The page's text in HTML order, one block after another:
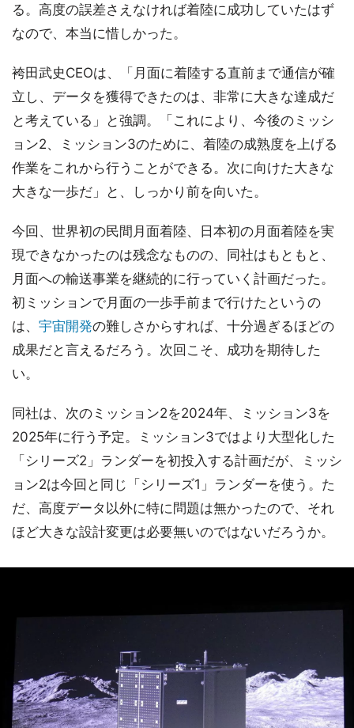
る。高度の誤差さえなければ着陸に成功していたはず
なので、本当に惜しかった。
袴田武史CEOは、「月面に着陸する直前まで通信が確
立し、データを獲得できたのは、非常に大きな達成だ
と考えている」と強調。「これにより、今後のミッシ
ョン2、ミッション3のために、着陸の成熟度を上げる
作業をこれから行うことができる。次に向けた大きな
大きな一歩だ」と、しっかり前を向いた。
今回、世界初の民間月面着陸、日本初の月面着陸を実
現できなかったのは残念なものの、同社はもともと、
月面への輸送事業を継続的に行っていく計画だった。
初ミッションで月面の一歩手前まで行けたというの
は、 宇宙開発の難しさからすれば、十分過ぎるほどの
成果だと言えるだろう。次回こそ、成功を期待した
い。
同社は、次のミッション2を2024年、ミッション3を
2025年に行う予定。ミッション3ではより大型化した
「シリーズ2」ランダーを初投入する計画だが、ミッシ
ョン2は今回と同じ「シリーズ1」ランダーを使う。た
だ、高度データ以外に特に問題は無かったので、それ
ほど大きな設計変更は必要無いのではないだろうか。